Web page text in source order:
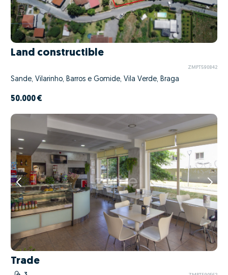
Land constructible
ZMPT590842
Sande, Vilarinho, Barros e Gomide, Vila Verde, Braga
50.000 €
Trade